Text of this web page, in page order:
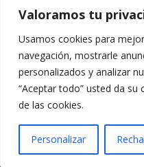
Valoramos tu
Usamos cookies para
navegación, mostrarle
personalizados y analizar
“Aceptar todo” usted da
de las cookies.
Personalizar
Oferta de Empleo Público
Bolsas de Empleo